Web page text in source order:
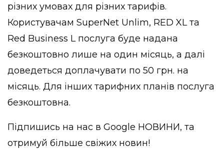
різних умовах для різних тарифів.
Користувачам SuperNet Unlim, RED XL та
Red Business L послуга буде надана
безкоштовно лише на один місяць, а далі
доведеться доплачувати по 50 грн. на
місяць. Для інших тарифних планів послуга
безкоштовна.
Підпишись на нас в Google НОВИНИ, та
отримуй більше свіжих новин!